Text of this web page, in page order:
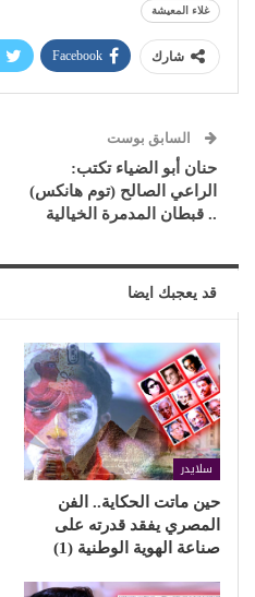
غلاء المعيشة
شارك Facebook
السابق بوست
حنان أبو الضياء تكتب:
الراعي الصالح (توم هانكس)
.. قبطان المدمرة الخيالية
قد يعجبك ايضا
سلايدر
حين ماتت الحكاية.. الفن
المصري يفقد قدرته على
صناعة الهوية الوطنية (1)